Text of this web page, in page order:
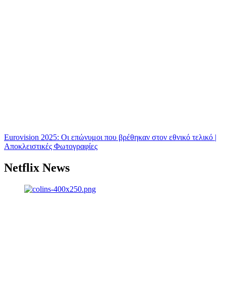
Eurovision 2025: Οι επώνυμοι που βρέθηκαν στον εθνικό τελικό |
Αποκλειστικές Φωτογραφίες
Netflix News